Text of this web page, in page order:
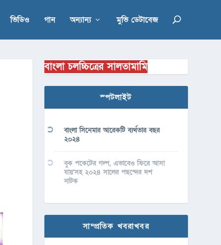
ভিডিও গান অন্যান্য মুভি ডেটাবেজ
বাংলা চলচ্চিত্রের সালতামামি
স্পটলাইট
বাংলা সিনেমার আরেকটি ব্যর্থতার বছর
২০২৪
বুক পকেটের গল্প, এভাবেও ফিরে আসা
যায়’সহ ২০২৪ সালের পছন্দের দশ
নাটক
সাম্প্রতিক খবরাখবর